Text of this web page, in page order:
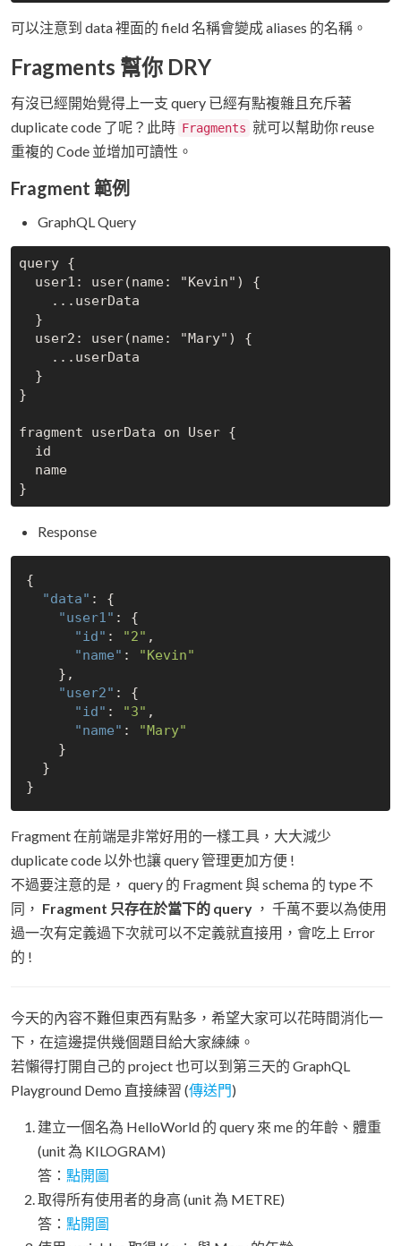
可以注意到 data 裡面的 field 名稱會變成 aliases 的名稱。
Fragments 幫你 DRY
有沒已經開始覺得上一支 query 已經有點複雜且充斥著
duplicate code 了呢？此時 Fragments 就可以幫助你 reuse
重複的 Code 並增加可讀性。
Fragment 範例
GraphQL Query
query {
}
fragment userData on User {
Response
{
"data" : {
"user1" : {
"id" : "2" ,
"name" :
"Kevin"
"user2" : {
"id" : "3" ,
"name" :
"Mary"
Fragment 在前端是非常好用的一樣工具，大大減少
duplicate code 以外也讓 query 管理更加方便 !
不過要注意的是， query 的 Fragment 與 schema 的 type 不
同， Fragment 只存在於當下的 query ， 千萬不要以為使用
過一次有定義過下次就可以不定義就直接用，會吃上 Error
的 !
今天的內容不難但東西有點多，希望大家可以花時間消化一
下，在這邊提供幾個題目給大家練練。
若懶得打開自己的 project 也可以到第三天的 GraphQL
Playground Demo 直接練習 (傳送門)
建立一個名為 HelloWorld 的 query 來 me 的年齡、體重
(unit 為 KILOGRAM)
答： 點開圖
取得所有使用者的身高 (unit 為 METRE)
答： 點開圖